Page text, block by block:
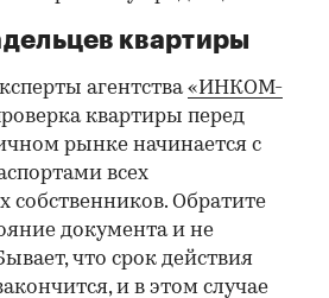
квартиры
агентства«ИНКОМ-
квартиры перед
рынке начинается с
всех
собственников. Обратите
документа и не
что срок действия
и в этом случае